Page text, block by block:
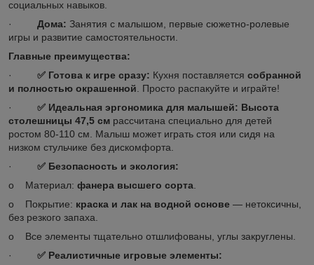
социальных навыков.
· Дома: Занятия с малышом, первые сюжетно-ролевые
игры и развитие самостоятельности.
Главные преимущества:
· ✅ Готова к игре сразу: Кухня поставляется собранной
и полностью окрашенной . Просто распакуйте и играйте!
· ✅ Идеальная эргономика для малышей: Высота
столешницы 47,5 см рассчитана специально для детей
ростом 80-110 см. Малыш может играть стоя или сидя на
низком стульчике без дискомфорта.
· ✅ Безопасность и экология:
o Материал: фанера высшего сорта
o Покрытие: краска и лак на водной основе — нетоксичны,
без резкого запаха.
o Все элементы тщательно отшлифованы, углы закруглены.
· ✅ Реалистичные игровые элементы: